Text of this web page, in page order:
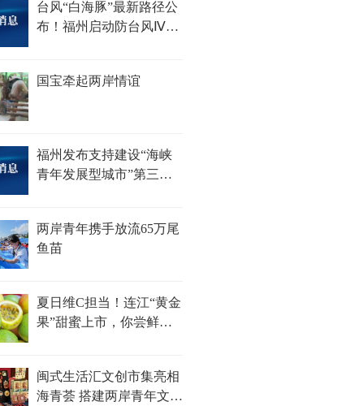
台风“白海豚”最新路径公
布！福州启动防台风Ⅳ级
国宝牵起两岸情谊
福州发布支持建设“海峡
青年发展型城市”第三批
两岸青年携手放流65万尾
鱼苗
夏日维C担当！连江“黄金
果”甜蜜上市，你尝鲜了
闽式生活汇文创市集亮相
海青荟 搭建两岸青年文化